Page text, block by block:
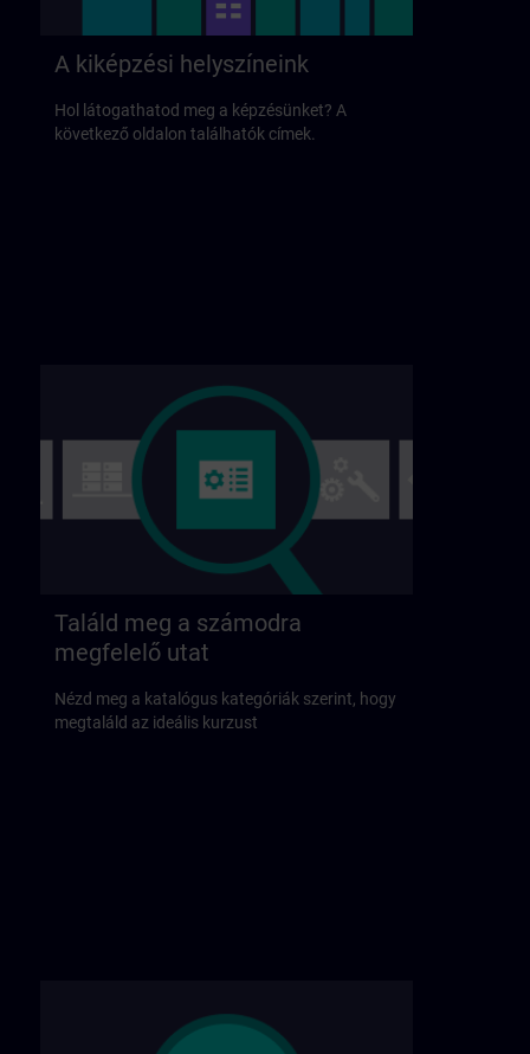
A kiképzési helyszíneink
Hol látogathatod meg a képzésünket? A
következő oldalon találhatók címek.
Találd meg a számodra
megfelelő utat
Nézd meg a katalógus kategóriák szerint, hogy
megtaláld az ideális kurzust